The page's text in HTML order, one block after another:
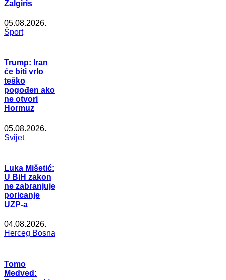
Žalgiris
05.08.2026.
Šport
Trump: Iran
će biti vrlo
teško
pogođen ako
ne otvori
Hormuz
05.08.2026.
Svijet
Luka Mišetić:
U BiH zakon
ne zabranjuje
poricanje
UZP-a
04.08.2026.
Herceg Bosna
Tomo
Medved: